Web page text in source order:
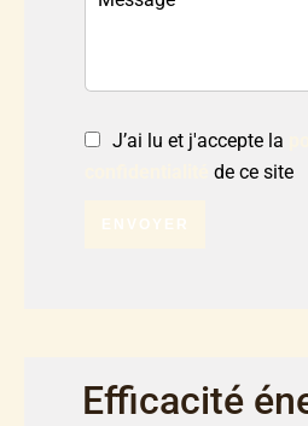
J’ai lu et j'accepte la
de ce site
ENVOYER
Efficacité